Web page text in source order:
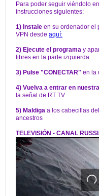
Para poder seguir viéndolo
instrucciones siguientes:
1) Instale en su ordenador el
VPN desde aquí:
2) Ejecute el programa y
libres en la parte izquierda
3) Pulse "CONECTAR" en la
4) Vuelva a entrar en
la señal de RT TV
5) Maldiga a los cabecillas
ancestros
TELEVISIÓN - CANAL